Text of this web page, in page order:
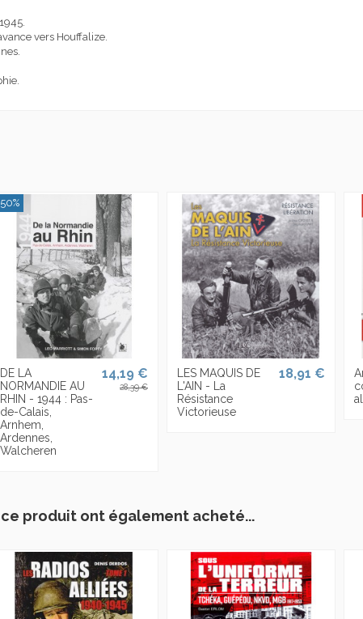
vers Houffalize.
DE LA
NORMANDIE AU
RHIN - 1944 : Pas-
de-Calais,
Arnhem,
Ardennes,
Walcheren
14,19 €
28,39 €
LES MAQUIS DE
L'AIN - La
Résistance
Victorieuse
18,91 €
produit ont également acheté...